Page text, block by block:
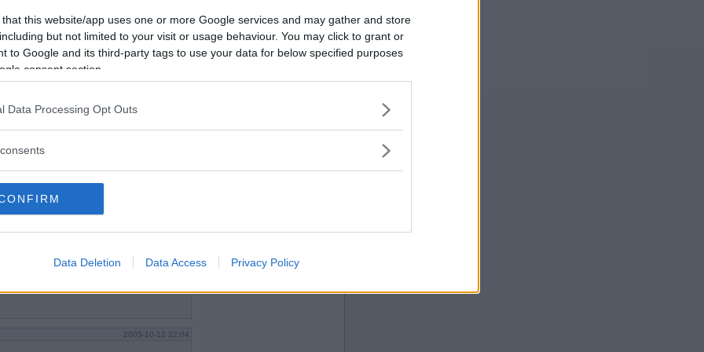
that this website/app uses one or more Google services and may gather and store
but not limited to your visit or usage behaviour. You may click to grant or
to Google and its third-party tags to use your data for below specified purposes
consent section.
Data Processing Opt Outs
Data Deletion Data Access Privacy Policy
2005-10-12 21:41
2005-10-12 22:04
Vill du bli
medlem?